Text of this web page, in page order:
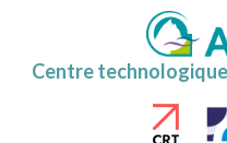
Centre